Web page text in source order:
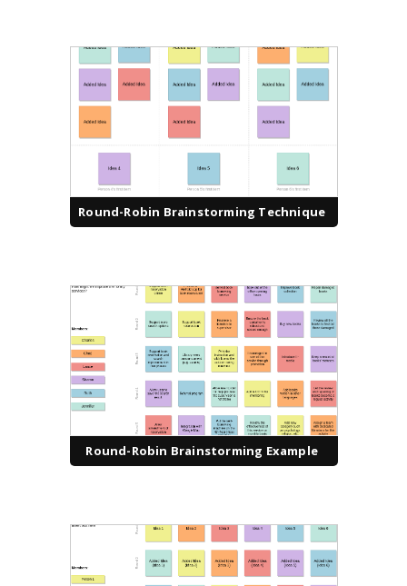
Round-Robin Brainstorming Technique
Round-Robin Brainstorming Example